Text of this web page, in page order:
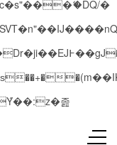
졾